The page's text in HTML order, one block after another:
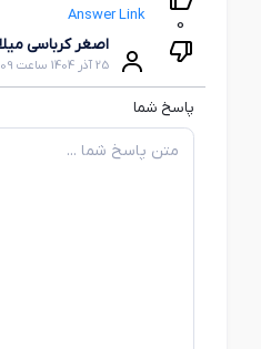
0
Answer Link
اصغر کرباسی
25 آذر 1404 ساعت 14:09
پاسخ شما